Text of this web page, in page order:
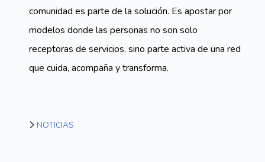
comunidad es parte de la solución. Es apostar por
modelos donde las personas no son solo
receptoras de servicios, sino parte activa de una red
que cuida, acompaña y transforma.
NOTICIAS